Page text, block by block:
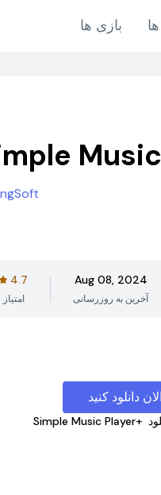
بازی ها
4.7
امتیاز
Aug 08, 2024
آخرین به روزرسانی
الان دانلود کنید
Simple Music Player+